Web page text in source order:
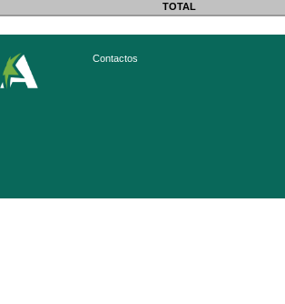
TOTAL
Contactos